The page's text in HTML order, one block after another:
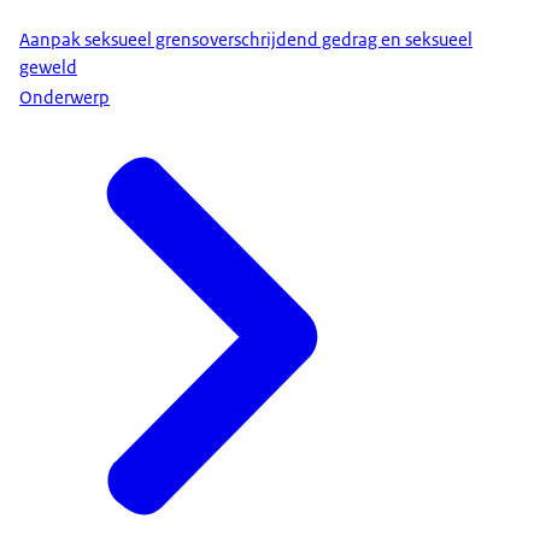
Aanpak seksueel grensoverschrijdend gedrag en seksueel
geweld
Onderwerp